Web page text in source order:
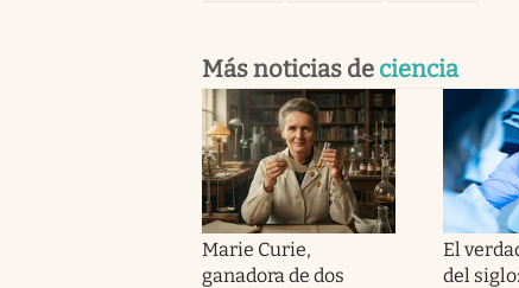
Más noticias de ciencia
Marie Curie,
ganadora de dos
El
del